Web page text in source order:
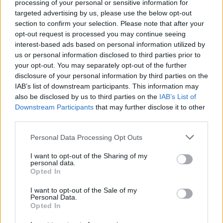
processing of your personal or sensitive information for
targeted advertising by us, please use the below opt-out
section to confirm your selection. Please note that after your
opt-out request is processed you may continue seeing
interest-based ads based on personal information utilized by
us or personal information disclosed to third parties prior to
your opt-out. You may separately opt-out of the further
disclosure of your personal information by third parties on the
IAB’s list of downstream participants. This information may
also be disclosed by us to third parties on the IAB’s List of
Downstream Participants that may further disclose it to other
Please note that this website/app uses one or more Google
not limited to your visit or usage behaviour. You may click to
grant or deny consent to Google and its third-party tags to
use your data for below specified purposes in below Google
consent section.
Personal Data Processing Opt Outs
I want to opt-out of the Sharing of my
personal data.
Opted In
I want to opt-out of the Sale of my
Personal Data.
Opted In
a hasunkban, létezésükről nők százezrei nem
is tudnak, plazmák és levek, amelyek
másoknak legfeljebb a gyönyör részei,
nekünk meg milliméterek és decik”- írja
Lugosi, és sokszor még szárazabban,
keményebb szavakkal magyarázza a
nőgyógyászok és a kórházak szakszerű
tevékenységét és az orvosok munkáját.
„Zsibbad a derekam, már vagy három órája
fekszem így mozdulatlanul. Nem hinném,
kellene, de nem akarok szemrehányást tenni
a statisztikák szerint is nagy most az esélyem.
De ha mégse, akkor sem dől össze a világ. (…)
sírtam magam álomba, és csak a második
napon tértem magamhoz.”